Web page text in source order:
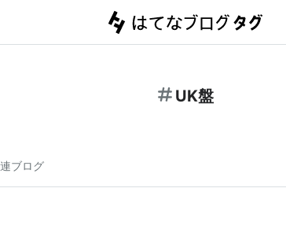
UK盤
ブログ